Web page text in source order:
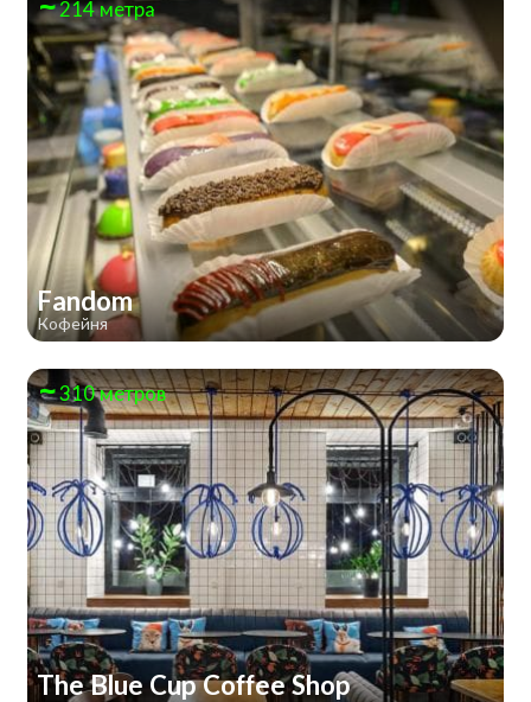
214 метра
Fandom
Кофейня
310 метров
The Blue Cup Coffee Shop